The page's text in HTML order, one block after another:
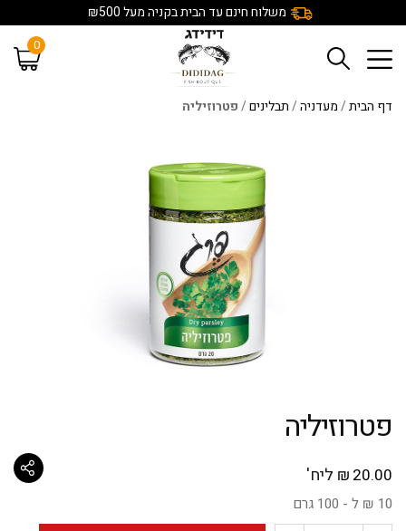
משלוח חינם עד הבית בקניה מעל ₪500
0
דף הבית/מעדניה/תבלינים/פטרוזיליה
פטרוזיליה
₪ 20.00 ליח'
10 ₪ ל - 100 גרם